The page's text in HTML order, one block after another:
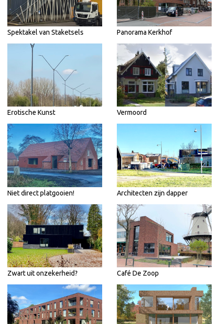
Spektakel van Staketsels Panorama Kerkhof
Erotische Kunst Vermoord
Niet direct platgooien! Architecten zijn dapper
Zwart uit onzekerheid? Café De Zoop